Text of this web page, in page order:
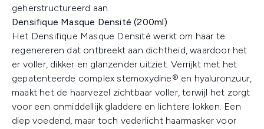
geherstructureerd aan.
Densifique Masque Densité (200ml)
Het Densifique Masque Densité werkt om haar te
regenereren dat ontbreekt aan dichtheid, waardoor het
er voller, dikker en glanzender uitziet. Verrijkt met het
gepatenteerde complex stemoxydine® en hyaluronzuur,
maakt het de haarvezel zichtbaar voller, terwijl het zorgt
voor een onmiddellijk gladdere en lichtere lokken. Een
diep voedend, maar toch vederlicht haarmasker voor